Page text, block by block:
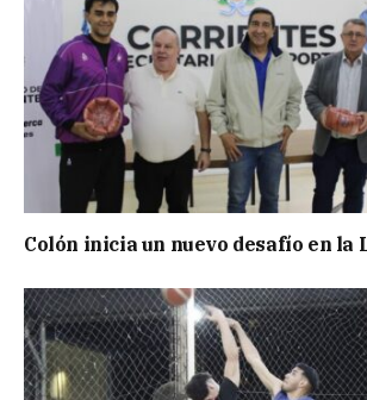
Colón inicia un nuevo desafío en la